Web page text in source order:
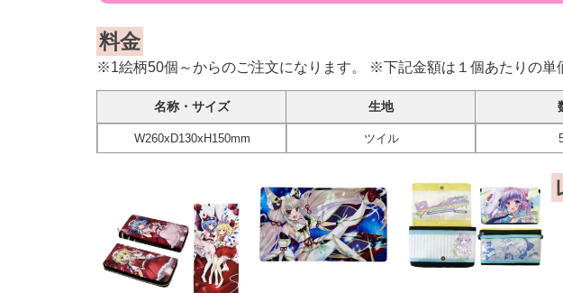
料金
※1絵柄50個～からのご注文になります。 ※下記金額は１個あたりの単
名称・サイズ 生地
W260xD130xH150mm ツイル